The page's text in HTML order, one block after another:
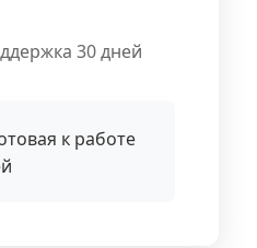
30 дней
к работе